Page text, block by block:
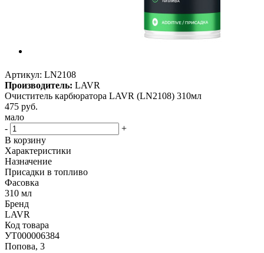
Артикул: LN2108
Производитель: LAVR
Очиститель карбюратора LAVR (LN2108) 310мл
475 руб.
мало
-
+
В корзину
Характеристики
Назначение
Присадки в топливо
Фасовка
310 мл
Бренд
LAVR
Код товара
УТ000006384
Попова, 3